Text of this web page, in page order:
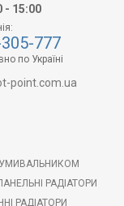
- 15:00
777
по Україні
point.com.ua
РАДІАТОРИ
РАДІАТОРИ